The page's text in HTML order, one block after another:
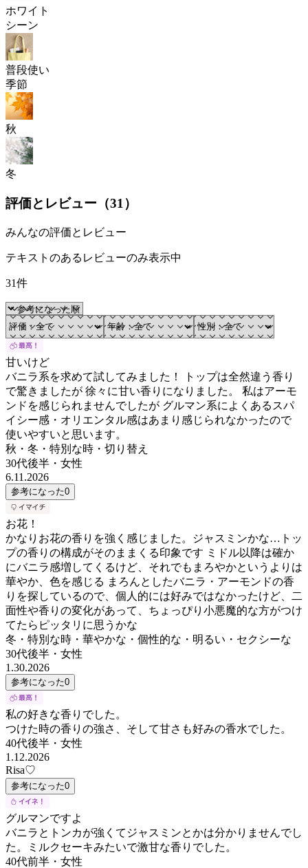
ホワイト
シーン
普段使い
季節
秋
冬
評価とレビュー（31 ）
みんなの評価とレビュー
テキストのあるレビューのみ表示中
31件
甘いけど
バニラ系を求めて試してみました！ トップは全然違う香り
で驚きましたが 徐々に甘い香りになりました。 私はアーモ
ンドを感じられませんでしたが グルマン系によくあるスパ
イシー感・オリエンタル感はあまり感じられなかったので
使いやすいと思います。
秋・冬・特別な時・切り替え
30代後半 ・ 女性
6.11.2026
参考になった0
お花！
かなりお花の香りを強く感じました。ジャスミンかな…トッ
プの香りの構成がそのままくる印象です ミドル以降は確か
にバニラ感増してくるけど、それでもまろやかというよりは
華やか、色を感じる まろんとしたバニラ・アーモンドの香
りを探しているので、個人的には好みではなかったけど、二
面性や香りの変化があって、ちょっぴり小悪魔的な方がつけ
てたらピッタリに思うかな
冬・特別な時・華やかな・個性的な・明るい・セクシーな
30代後半 ・ 女性
1.30.2026
参考になった0
私の好きな香りでした。
つけた時の香りの強さ、そして甘さも好みの香水でした。
40代後半 ・ 女性
1.12.2026
Risa♡
参考になった0
グルマンですよ
バニラとトンカが強くてジャスミンとかは分かりませんでし
た。ミルクセーキみたいで激甘な香りでした。
40代前半 ・ 女性